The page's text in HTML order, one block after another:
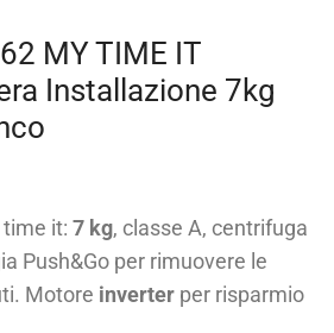
MY TIME IT
Installazione 7kg
it: 7 kg, classe A, centrifuga
Push&Go per rimuovere le
Motore inverter per risparmio